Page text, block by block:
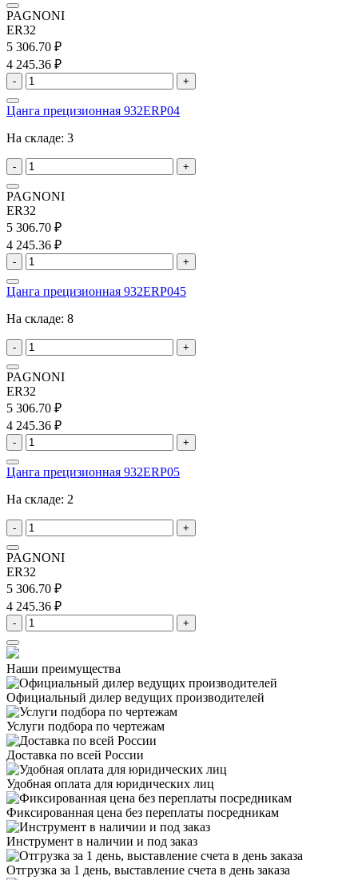
PAGNONI
ER32
5 306.70 ₽
4 245.36 ₽
- +
Цанга прецизионная 932ERP04
На складе: 3
- +
PAGNONI
ER32
5 306.70 ₽
4 245.36 ₽
- +
Цанга прецизионная 932ERP045
На складе: 8
- +
PAGNONI
ER32
5 306.70 ₽
4 245.36 ₽
- +
Цанга прецизионная 932ERP05
На складе: 2
- +
PAGNONI
ER32
5 306.70 ₽
4 245.36 ₽
- +
Наши преимущества
Официальный дилер ведущих производителей
Услуги подбора по чертежам
Доставка по всей России
Удобная оплата для юридических лиц
Фиксированная цена без переплаты посредникам
Инструмент в наличии и под заказ
Отгрузка за 1 день, выставление счета в день заказа